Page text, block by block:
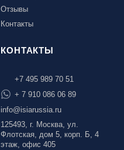
Отзывы
Контакты
КОНТАКТЫ
+7 495 989 70 51
+ 7 910 086 06 89
info@isiarussia.ru
125493, г. Москва, ул.
Флотская, дом 5, корп. Б, 4
этаж, офис 405